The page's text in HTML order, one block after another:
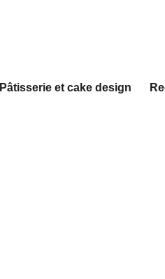
Pâtisserie et cake design